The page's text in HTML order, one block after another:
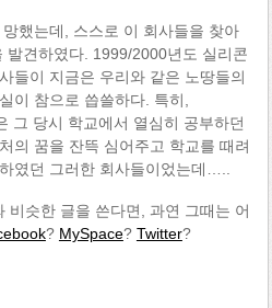
했는데, 스스로 이 회사들을 찾아
발견하였다. 1999/2000년도 실리콘
들이 지금은 우리와 같은 노땅들의
이 참으로 씁쓸하다. 특히,
그 당시 학교에서 열심히 공부하던
의 꿈을 잔뜩 심어주고 학교를 때려
였던 그러한 회사들이었는데…..
비슷한 글을 쓴다면, 과연 그때는 어
? MySpace? Twitter?